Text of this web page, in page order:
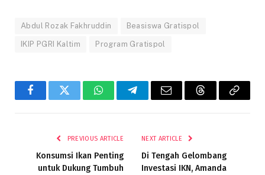
Abdul Rozak Fakhruddin Beasiswa Gratispol
IKIP PGRI Kaltim Program Gratispol
FacebookTwitter WhatsAppTelegramEmail ThreadsCopy
PREVIOUS ARTICLE
Konsumsi Ikan Penting
untuk Dukung Tumbuh
NEXT ARTICLE
Di Tengah Gelombang
Investasi IKN, Amanda